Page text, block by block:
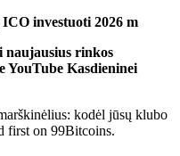
investuoti 2026 m
naujausius rinkos
YouTube Kasdieninei
kodėl jūsų klubo
first on 99Bitcoins.